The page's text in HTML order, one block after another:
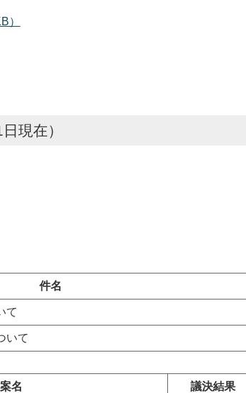
）
現在）
件名
て
いて
名 議決結果